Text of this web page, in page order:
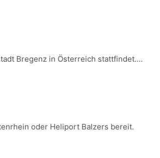
Bregenz in Österreich stattfindet....
oder Heliport Balzers bereit.